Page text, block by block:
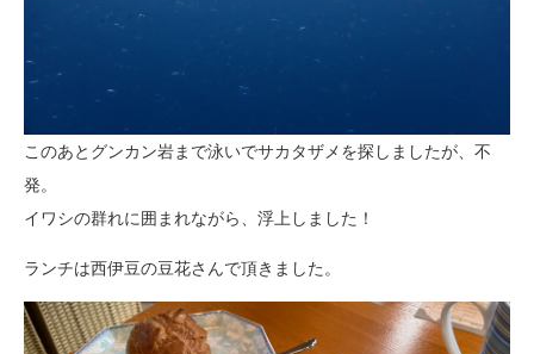
このあとグンカン岩まで泳いでサカタザメを探しましたが、不
発。
イワシの群れに囲まれながら、浮上しました！
ランチは西伊豆の豆花さんで頂きました。